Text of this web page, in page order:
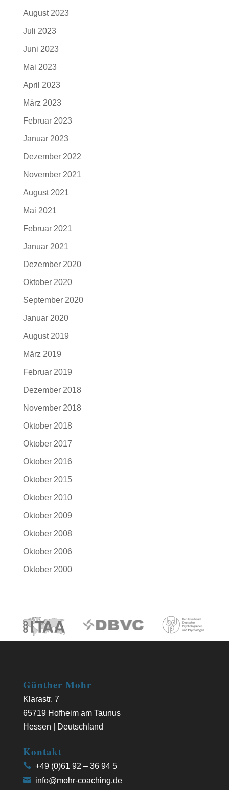
August 2023
Juli 2023
Juni 2023
Mai 2023
April 2023
März 2023
Februar 2023
Januar 2023
Dezember 2022
November 2021
August 2021
Mai 2021
Februar 2021
Januar 2021
Dezember 2020
Oktober 2020
September 2020
Januar 2020
August 2019
März 2019
Februar 2019
Dezember 2018
November 2018
Oktober 2018
Oktober 2017
Oktober 2016
Oktober 2015
Oktober 2010
Oktober 2009
Oktober 2008
Oktober 2006
Oktober 2000
Günther Mohr
Klarastr. 7
65719 Hofheim am Taunus
Hessen | Deutschland
Kontakt
+49 (0)61 92 – 36 94 5
info@mohr-coaching.de